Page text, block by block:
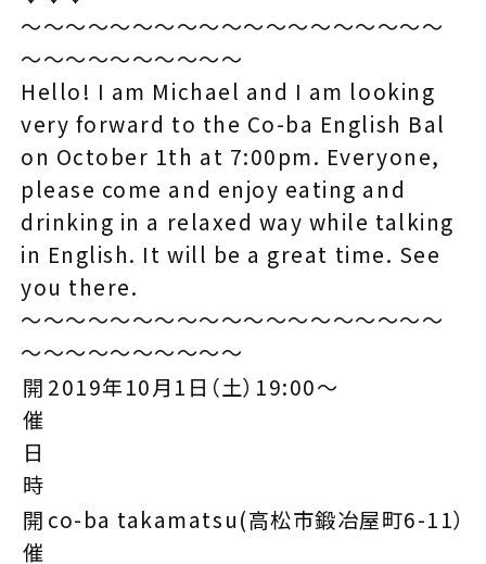
～～～～～～～～～～～～～～～～～～～
～～～～～～～～～～
Hello! I am Michael and I am looking
very forward to the Co-ba English Bal
on October 1th at 7:00pm. Everyone,
please come and enjoy eating and
drinking in a relaxed way while talking
in English. It will be a great time. See
you there.
～～～～～～～～～～～～～～～～～～～
～～～～～～～～～～
開
催
日
時
2019年10月1日（土）19:00～
開
催
co-ba takamatsu(高松市鍛冶屋町6-11）